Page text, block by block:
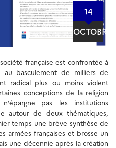
14
OCTOBRE
française est confrontée à
au basculement de milliers de
radical plus ou moins violent
conceptions de la religion
pas les institutions
autour de deux thématiques,
temps une brève synthèse de
armées françaises et brosse un
une décennie après la création